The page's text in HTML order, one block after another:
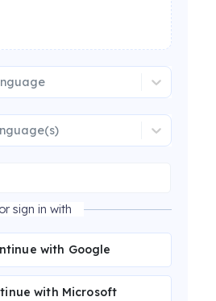
or sign in with
with Google
with Microsoft